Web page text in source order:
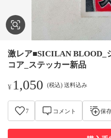
激レア■SICILAN BLOOD_
コア_ステッカー新品
¥ 1,050 (税込) 送料込み
7 コメント 保